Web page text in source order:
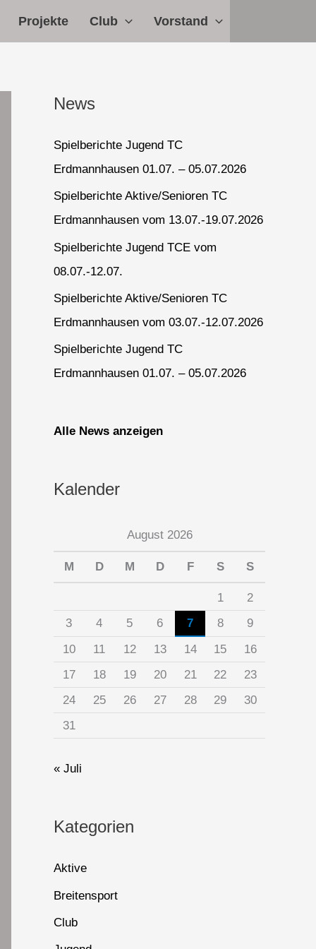
Projekte Club Vorstand
News
Spielberichte Jugend TC
Erdmannhausen 01.07. – 05.07.2026
Spielberichte Aktive/Senioren TC
Erdmannhausen vom 13.07.-19.07.2026
Spielberichte Jugend TCE vom
08.07.-12.07.
Spielberichte Aktive/Senioren TC
Erdmannhausen vom 03.07.-12.07.2026
Spielberichte Jugend TC
Erdmannhausen 01.07. – 05.07.2026
Alle News anzeigen
Kalender
August 2026
M D M D F S S
1
2
3
4 5 6 7 8
9
10
11 12 13 14 15
16
17
18 19 20 21 22
23
24
25 26 27 28 29
30
31
« Juli
Kategorien
Aktive
Breitensport
Club